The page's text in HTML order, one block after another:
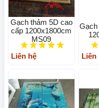
Gạch thảm 5D cao
cấp 1200x1800cm
MS09
Liên hệ Liên